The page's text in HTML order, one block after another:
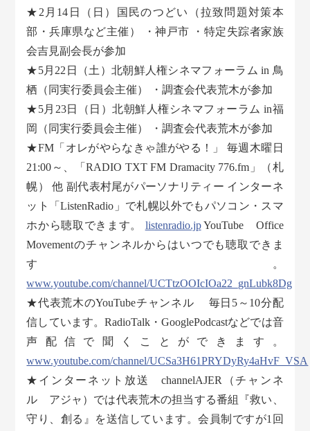
★2月14日（日）国民のつどい（拉致問題対策本
部・兵庫県など主催） ・神戸市 ・特定失踪者家族
会吉見副会長が参加
★5月22日（土）北朝鮮人権シネマフォーラム in 鳥
栖（同実行委員会主催） ・調査会代表荒木が参加
★5月23日（日）北朝鮮人権シネマフォーラム in福
岡（同実行委員会主催） ・調査会代表荒木が参加
★FM「オレがやらなきゃ誰がやる！」 毎週木曜日
21:00～、「RADIO TXT FM Dramacity 776.fm」（札
幌） 他 副代表村尾がパーソナリティー インターネ
ット「ListenRadio」で札幌以外でもパソコン・スマ
ホから聴取できます。 listenradio.jpYouTube Office
Movementのチャンネルからはいつでも聴取できま
す。
www.youtube.com/channel/UCTtzOOIcIOa22_gnLubk8Dg
★代表荒木のYouTubeチャンネル 毎日5～10分配
信しています。RadioTalk・GooglePodcastなどでは音
声配信で聞くことができます。
www.youtube.com/channel/UCSa3H61PRYDyRy4aHvF_VSA
★インターネット放送 channelAJER（チャンネ
ル アジャ）では代表荒木の担当する番組『救い、
守り、創る』を送信しています。会員制ですが1回